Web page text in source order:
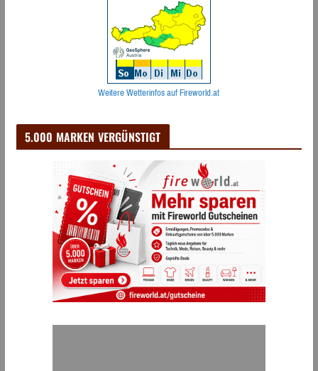
Weitere Wetterinfos auf Fireworld.at
5.000 MARKEN VERGÜNSTIGT